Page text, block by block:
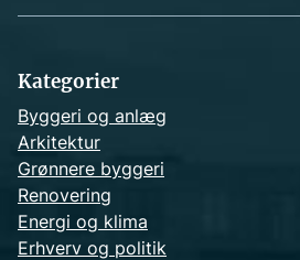
Kategorier
Byggeri og anlæg
Arkitektur
Grønnere byggeri
Renovering
Energi og klima
Erhverv og politik